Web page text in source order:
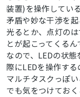
装置)を操作してい
矛盾や妙な干渉を
光るとか、点灯の
とが起こってくるん
なので、LEDの状
際にLEDを操作する
マルチタスクっぽ
でも気をつけてお